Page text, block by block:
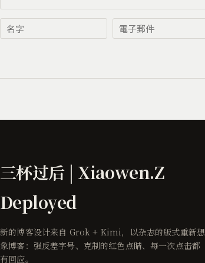
三杯过后 | Xiaowen.Z
Deployed
新的博客设计来自 Grok + Kimi，以杂志的版式重新想
象博客：强反差字号、克制的红色点睛、每一次点击都
有回应。